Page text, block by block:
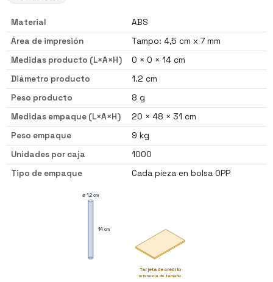
Material
ABS
Área de impresión
Tampo: 4,5 cm x 7 mm
Medidas producto (L×A×H)
0 × 0 × 14 cm
Diámetro producto
1.2 cm
Peso producto
8 g
Medidas empaque (L×A×H)
20 × 48 × 31 cm
Peso empaque
9 kg
Unidades por caja
1000
Tipo de empaque
Cada pieza en bolsa OPP
⌀ 1,2 cm
14 cm
Tarjeta de crédito
referencia de tamaño